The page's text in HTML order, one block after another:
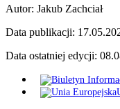
Autor: Jakub Zachciał
Data publikacji:
Data ostatniej edycji: